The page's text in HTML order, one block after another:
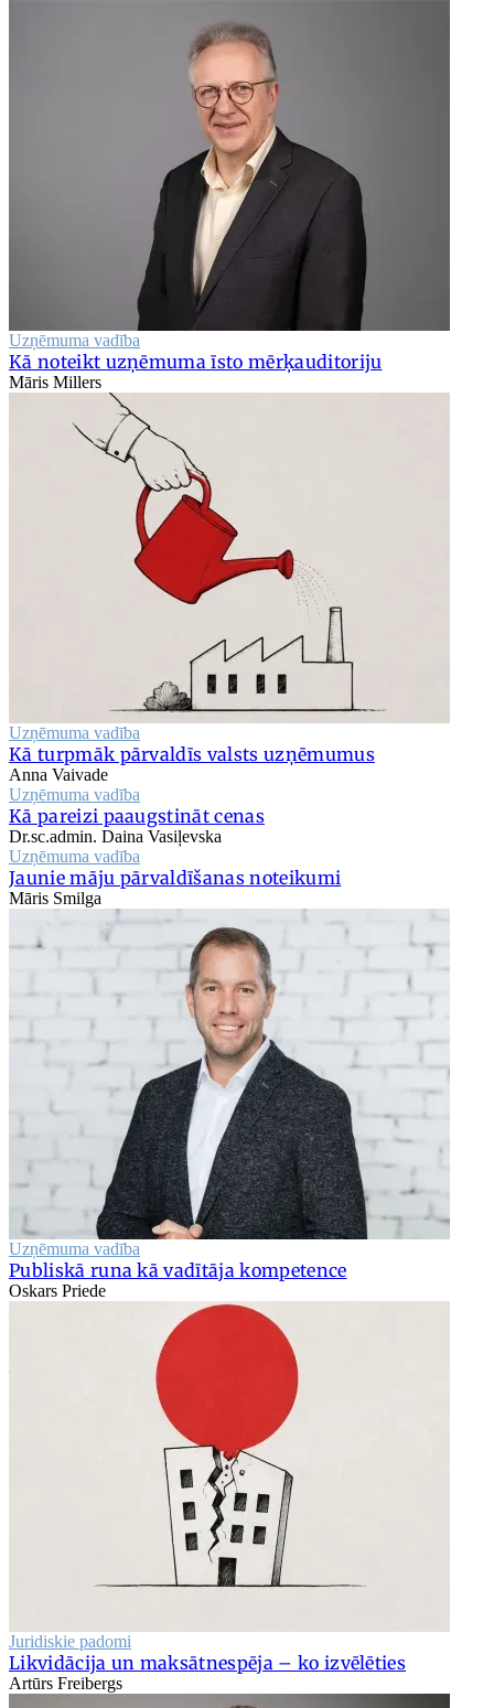
Uzņēmuma vadība
Kā noteikt uzņēmuma īsto mērķauditoriju
Māris Millers
Uzņēmuma vadība
Kā turpmāk pārvaldīs valsts uzņēmumus
Anna Vaivade
Uzņēmuma vadība
Kā pareizi paaugstināt cenas
Dr.sc.admin. Daina Vasiļevska
Uzņēmuma vadība
Jaunie māju pārvaldīšanas noteikumi
Māris Smilga
Uzņēmuma vadība
Publiskā runa kā vadītāja kompetence
Oskars Priede
Juridiskie padomi
Likvidācija un maksātnespēja – ko izvēlēties
Artūrs Freibergs